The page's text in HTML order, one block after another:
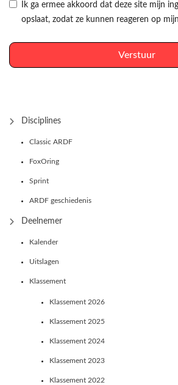
Ik ga ermee akkoord dat deze site mijn
opslaat, zodat ze kunnen reageren op
Verstuur
Disciplines
Classic ARDF
FoxOring
Sprint
ARDF geschiedenis
Deelnemer
Kalender
Uitslagen
Klassement
Klassement 2026
Klassement 2025
Klassement 2024
Klassement 2023
Klassement 2022